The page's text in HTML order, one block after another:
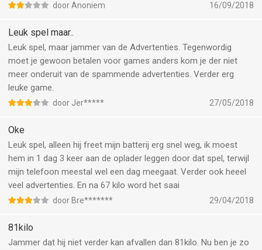
door Anoniem 16/09/2018
Leuk spel maar..
Leuk spel, maar jammer van de Advertenties. Tegenwordig
moet je gewoon betalen voor games anders kom je der niet
meer onderuit van de spammende advertenties. Verder erg
leuke game.
door Jer***** 27/05/2018
Oke
Leuk spel, alleen hij freet mijn batterij erg snel weg, ik moest
hem in 1 dag 3 keer aan de oplader leggen door dat spel, terwijl
mijn telefoon meestal wel een dag meegaat. Verder ook heeel
veel advertenties. En na 67 kilo word het saai
door Bre******* 29/04/2018
81kilo
Jammer dat hij niet verder kan afvallen dan 81kilo. Nu ben je zo